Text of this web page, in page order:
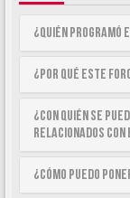
¿Quién programó
¿Por qué este
¿Con quién se
relacionados
¿Cómo puedo